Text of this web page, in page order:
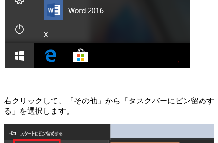
右クリックして、「その他」から「タスクバーにピン留めす
る」を選択します。